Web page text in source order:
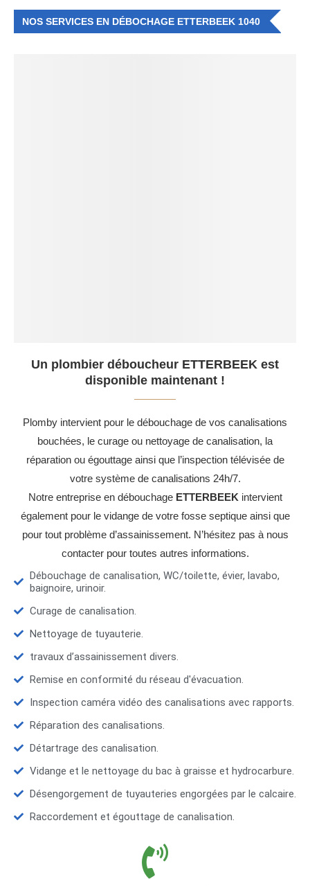
NOS SERVICES EN DÉBOCHAGE ETTERBEEK 1040
Un plombier déboucheur ETTERBEEK est
disponible maintenant !
Plomby intervient pour le débouchage de vos canalisations
bouchées, le curage ou nettoyage de canalisation, la
réparation ou égouttage ainsi que l’inspection télévisée de
votre système de canalisations 24h/7.
Notre entreprise en débouchage ETTERBEEK intervient
également pour le vidange de votre fosse septique ainsi que
pour tout problème d’assainissement. N’hésitez pas à nous
contacter pour toutes autres informations.
Débouchage de canalisation, WC/toilette, évier, lavabo,
baignoire, urinoir.
Curage de canalisation.
Nettoyage de tuyauterie.
travaux d’assainissement divers.
Remise en conformité du réseau d'évacuation.
Inspection caméra vidéo des canalisations avec rapports.
Réparation des canalisations.
Détartrage des canalisation.
Vidange et le nettoyage du bac à graisse et hydrocarbure.
Désengorgement de tuyauteries engorgées par le calcaire.
Raccordement et égouttage de canalisation.